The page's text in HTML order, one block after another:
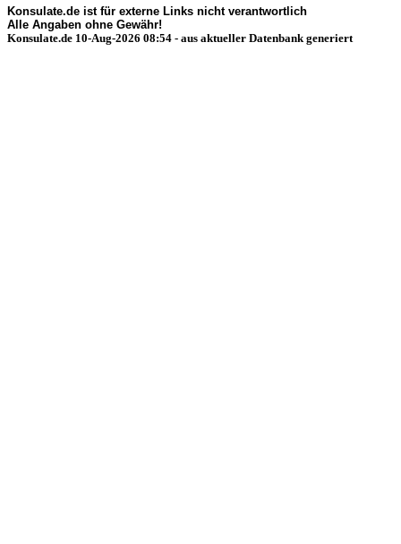
Konsulate.de ist für externe Links nicht verantwortlich
Alle Angaben ohne Gewähr!
Konsulate.de 10-Aug-2026 08:54 - aus aktueller Datenbank generiert